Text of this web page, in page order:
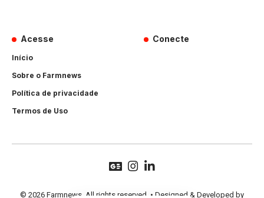
Acesse
Início
Sobre o Farmnews
Política de privacidade
Termos de Uso
Conecte
© 2026 Farmnews. All rights reserved. • Designed & Developed by